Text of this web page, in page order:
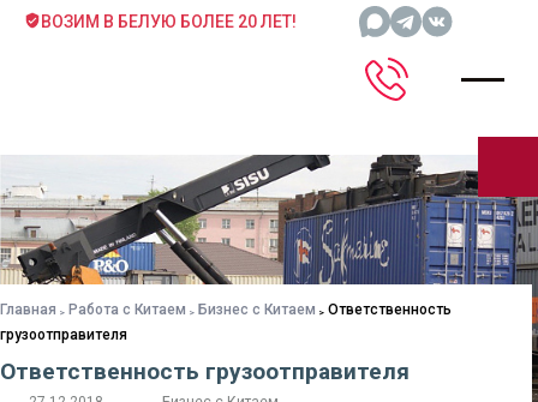
ВОЗИМ В БЕЛУЮ БОЛЕЕ 20 ЛЕТ!
Главная Работа с Китаем Бизнес с Китаем
Ответственность
грузоотправителя
Ответственность грузоотправителя